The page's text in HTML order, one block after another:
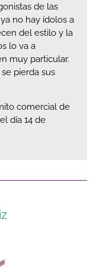
de las
no hay ídolos a
del estilo y la
lo va a
muy particular.
pierda sus
comercial de
día 14 de